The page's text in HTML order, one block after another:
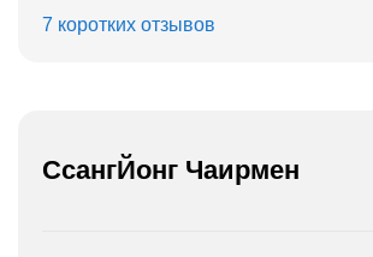
7 коротких отзывов
СсангЙонг Чаирмен